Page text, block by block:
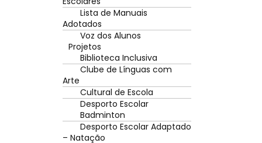
Lista de Manuais
Adotados
Voz dos Alunos
Projetos
Biblioteca Inclusiva
Clube de Línguas com
Arte
Cultural de Escola
Desporto Escolar
Badminton
Desporto Escolar Adaptado
– Natação